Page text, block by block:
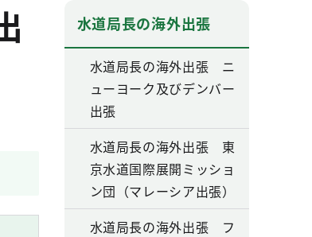
水道局長の海外出張
水道局長の海外出張 ニ
ューヨーク及びデンバー
出張
水道局長の海外出張 東
京水道国際展開ミッショ
ン団（マレーシア出張）
水道局長の海外出張 フ